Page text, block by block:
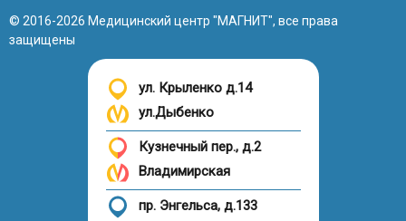
© 2016-2026 Медицинский центр "МАГНИТ", все права
защищены
ул. Крыленко д.14
ул.Дыбенко
Кузнечный пер., д.2
Владимирская
пр. Энгельса, д.133